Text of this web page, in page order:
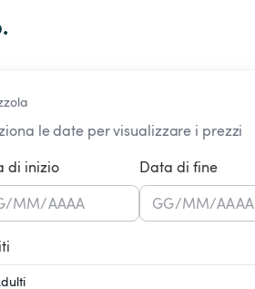
le date per visualizzare i prezzi
di inizio
/MM/AAAA
Data di fine
GG/MM/AAAA